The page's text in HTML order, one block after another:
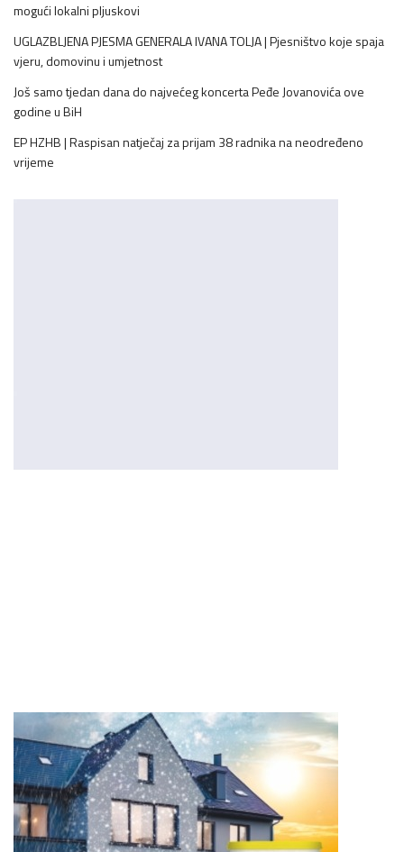
mogući lokalni pljuskovi
UGLAZBLJENA PJESMA GENERALA IVANA TOLJA | Pjesništvo koje spaja
vjeru, domovinu i umjetnost
Još samo tjedan dana do najvećeg koncerta Peđe Jovanovića ove
godine u BiH
EP HZHB | Raspisan natječaj za prijam 38 radnika na neodređeno
vrijeme